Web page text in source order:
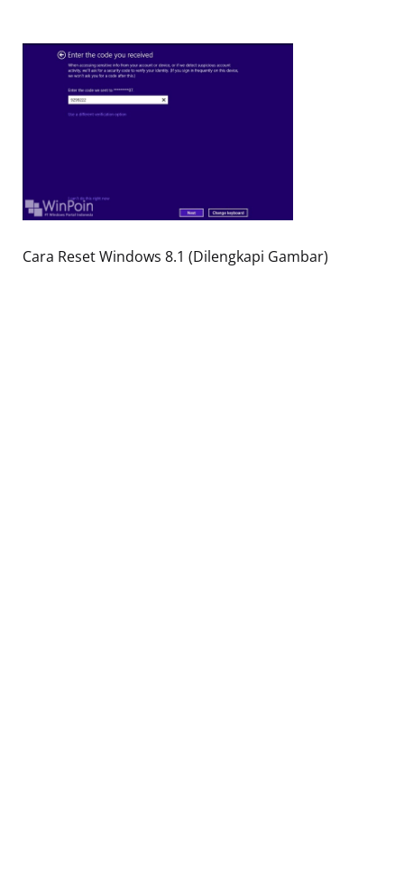
Cara Reset Windows 8.1 (Dilengkapi Gambar)